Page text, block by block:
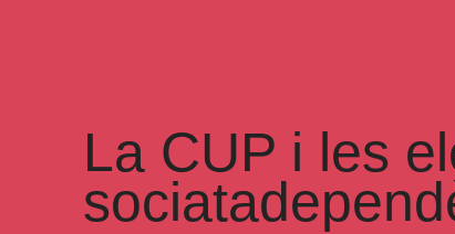
La CUP i les